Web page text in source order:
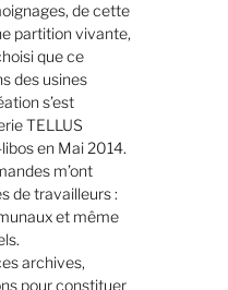
de cette
partition vivante,
que ce
des usines
s’est
TELLUS
en Mai 2014.
m’ont
de travailleurs :
et même
archives,
pour constituer